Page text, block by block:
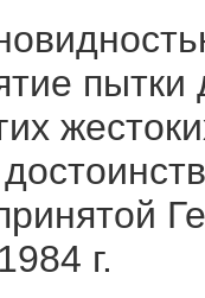
пытки
г.